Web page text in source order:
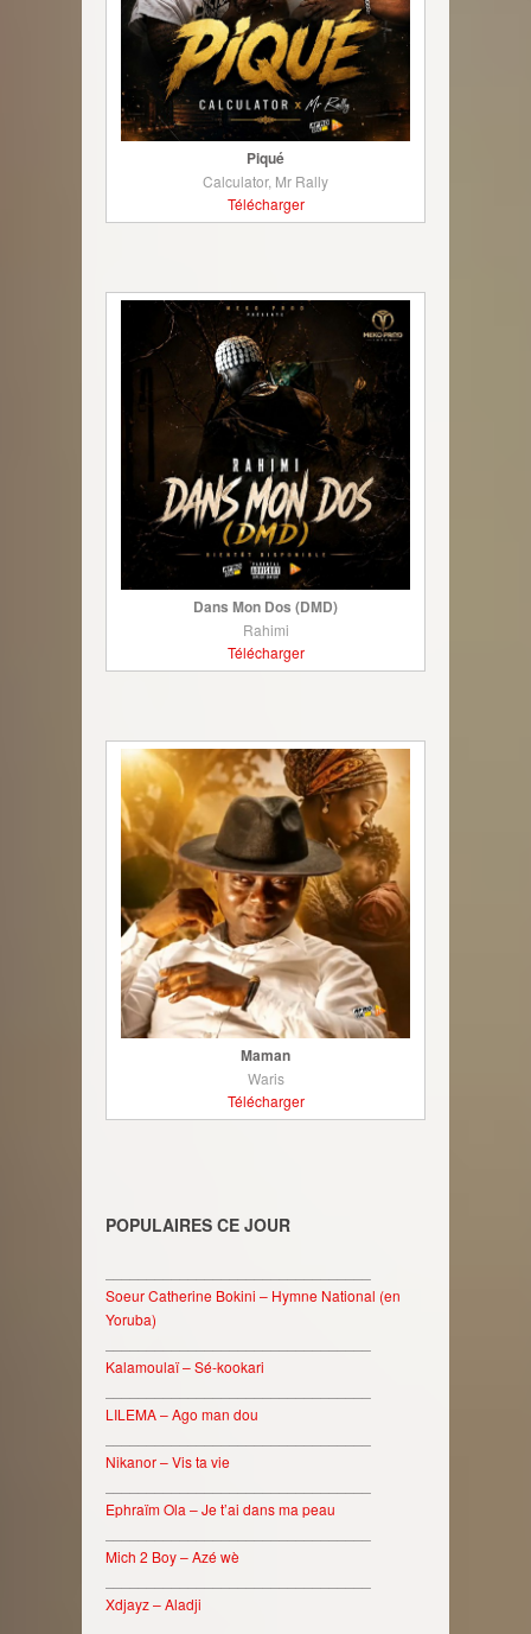
Piqué
Calculator, Mr Rally
Télécharger
Dans Mon Dos (DMD)
Rahimi
Télécharger
Maman
Waris
Télécharger
POPULAIRES CE JOUR
Soeur Catherine Bokini – Hymne National (en
Yoruba)
Kalamoulaï – Sé-kookari
LILEMA – Ago man dou
Nikanor – Vis ta vie
Ephraïm Ola – Je t’ai dans ma peau
Mich 2 Boy – Azé wè
Xdjayz – Aladji